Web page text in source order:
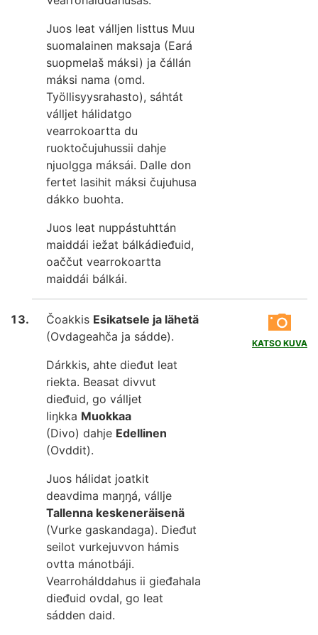
Juos leat válljen listtus Muu
suomalainen maksaja (Eará
suopmelaš máksi) ja čállán
máksi nama (omd.
Työllisyysrahasto), sáhtát
válljet hálidatgo
vearrokoartta du
ruoktočujuhussii dahje
njuolgga máksái. Dalle don
fertet lasihit máksi čujuhusa
dákko buohta.
Juos leat nuppástuhttán
maiddái iežat bálkádieđuid,
oaččut vearrokoartta
maiddái bálkái.
KATSO KUVA
Čoakkis Esikatsele ja lähetä
(Ovdageahča ja sádde).
Dárkkis, ahte dieđut leat
riekta. Beasat divvut
dieđuid, go válljet
liŋkka Muokkaa
(Divo) dahje Edellinen
(Ovddit).
Juos hálidat joatkit
deavdima maŋŋá, vállje
Tallenna keskeneräisenä
(Vurke gaskandaga). Dieđut
seilot vurkejuvvon hámis
ovtta mánotbáji.
Vearrohálddahus ii gieđahala
dieđuid ovdal, go leat
sádden daid.